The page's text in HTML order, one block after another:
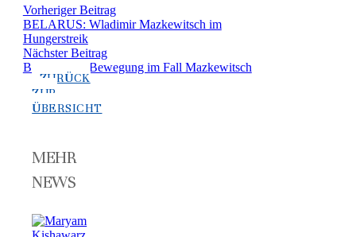
Vorheriger Beitrag
BELARUS: Wladimir Mazkewitsch im
Hungerstreik
Nächster Beitrag
BELARUS: Bewegung im Fall Mazkewitsch
ZURÜCK
ZUR
ÜBERSICHT
MEHR
NEWS